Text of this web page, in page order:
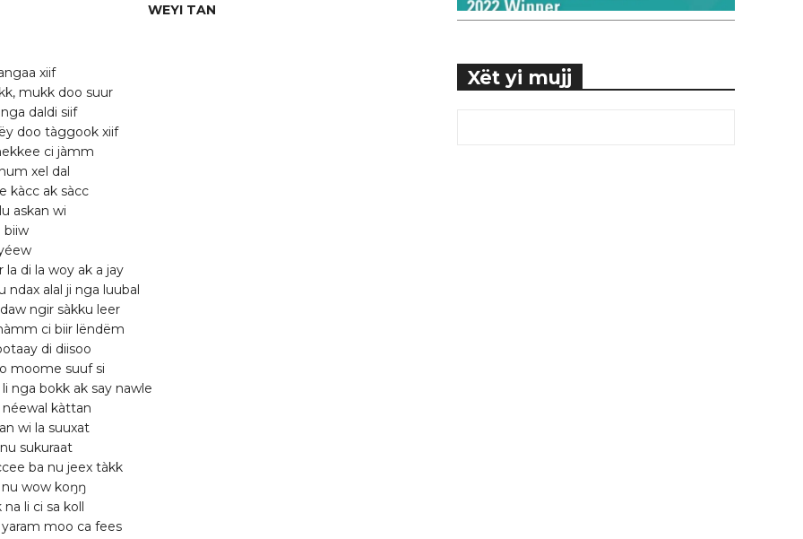
WEYI TAN
xiif
mukk doo suur
daldi siif
doo tàggook xiif
ci jàmm
xel dal
kàcc ak sàcc
askan wi
biiw
la di la woy ak a jay
ndax alal ji nga luubal
ngir sàkku leer
ci biir lëndëm
di diisoo
moome suuf si
nga bokk ak say nawle
kàttan
wi la suuxat
sukuraat
ba nu jeex tàkk
wow koŋŋ
li ci sa koll
moo ca fees
Xët yi mujj